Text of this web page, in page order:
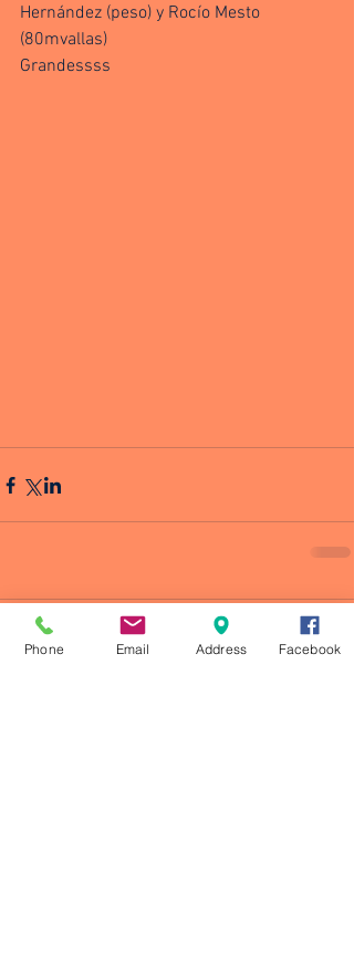
Hernández (peso) y Rocío Mesto
(80mvallas)
Grandessss
Comentarios
Phone Email Address Facebook